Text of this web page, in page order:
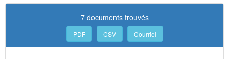
7 documents trouvés
PDF CSV Courriel